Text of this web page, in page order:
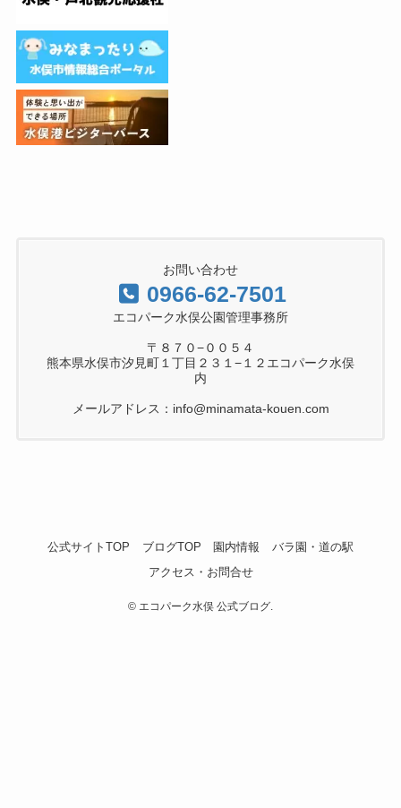
お問い合わせ
0966-62-7501
エコパーク水俣公園管理事務所
〒８７０−００５４
熊本県水俣市汐見町１丁目２３１−１２エコパーク水俣
内
メールアドレス：info@minamata-kouen.com
公式サイトTOP ブログTOP 園内情報
バラ園・道の駅
アクセス・お問合せ
© エコパーク水俣 公式ブログ.